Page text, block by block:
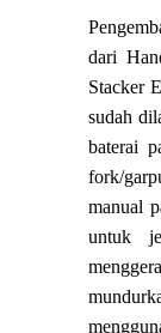
dari
Stacker
sudah
baterai
fork/
manual
untuk